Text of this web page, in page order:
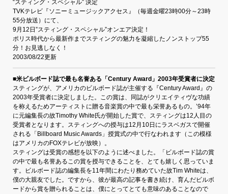
“スティング・スペシャル” 決定
TVKテレビ『ソニーミュージックアクセス』（毎週金曜23時00分～23時
55分放送）にて、
9月12日”スティング・スペシャル”オンエア決定！
ポリス時代から最新作までスティングの魅力を凝縮したノンストップ55
分！お見逃しなく！
2003/08/22更新
■米ビルボード誌で最も名誉ある「Century Award」2003年受賞者に決定
スティングが、アメリカのビルボード誌が主催する『Century Award』の
2003年受賞者に決定しました。この賞は、同誌がクリエイティヴな功績
を称えるためアーティストに贈る音楽賞の中で最も栄誉あるもの。’94年
に元編集長の故Timothy White氏が開始した賞で、スティングは12人目の
受賞者となります。スティングへの授与は12月10日にラスベガスで開催
される「Billboard Music Awards」授賞式の中で行なわれます（この模様
はアメリカのFOXテレビが放映）。
スティングは受賞の感想を以下のように述べました。「ビルボード誌の賞
の中で最も名誉あるこの賞を授与できることを、とても嬉しく思っていま
す。ビルボード誌の編集長を11年間にわたり務めていた故Tim Whiteは、
僕の大親友でした。ですから、彼が最高の記事を書き続け、育んだビルボ
ードから賞を贈られることは、僕にとってとても意味のあることなので